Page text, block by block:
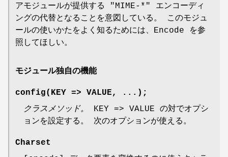
アモジュールが提供する
"MIME-*"
エンコーディ
ングの代替となることを意図している。 このモジュ
ールの使いかたをよく知るためには、Encode を参
照してほしい。
モジュール独自の機能
config(KEY => VALUE, ...);
クラスメソッド。
KEY => VALUE の対でオプシ
ョンを設定する。 次のオプションが使える。
Charset